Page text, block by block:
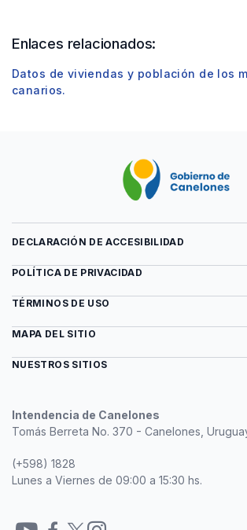
Enlaces relacionados:
Datos de viviendas y población de los
canarios.
Intendencia de Canelones
Tomás Berreta No. 370 - Canelones,
(+598) 1828
Lunes a Viernes de 09:00 a 15:30 hs.
DECLARACIÓN DE ACCESIBILIDAD
POLÍTICA DE PRIVACIDAD
TÉRMINOS DE USO
MAPA DEL SITIO
NUESTROS SITIOS